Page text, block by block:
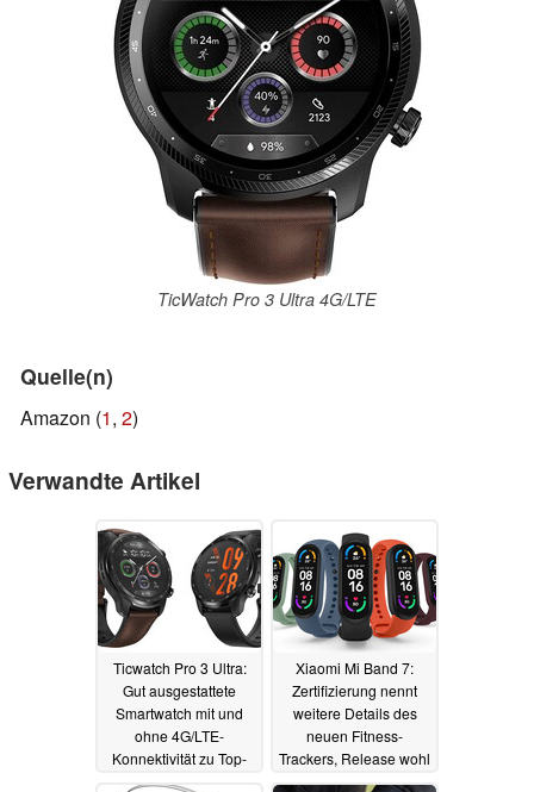
TicWatch Pro 3 Ultra 4G/LTE
Quelle(n)
Amazon (1, 2)
Verwandte Artikel
Ticwatch Pro 3 Ultra:
Gut ausgestattete
Smartwatch mit und
ohne 4G/LTE-
Konnektivität zu Top-
Preisen im Angebot
Xiaomi Mi Band 7:
Zertifizierung nennt
weitere Details des
neuen Fitness-
Trackers, Release wohl
in Kürze10.03.2022